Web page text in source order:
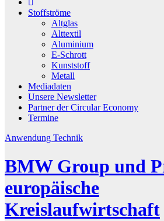
Stoffströme
Altglas
Alttextil
Aluminium
E-Schrott
Kunststoff
Metall
Mediadaten
Unsere Newsletter
Partner der Circular Economy
Termine
Anwendung Technik
BMW Group und
europäische
Kreislaufwirtschaft